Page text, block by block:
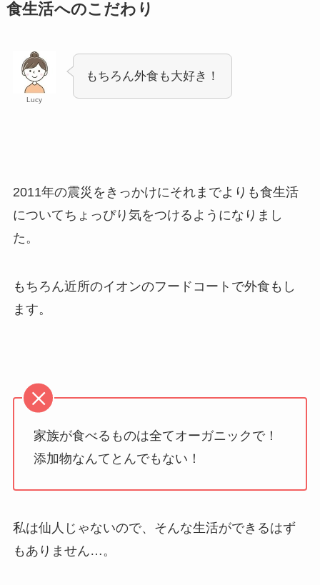
食生活へのこだわり
Lucy
もちろん外食も大好き！
2011年の震災をきっかけにそれまでよりも食生活
についてちょっぴり気をつけるようになりまし
た。
もちろん近所のイオンのフードコートで外食もし
ます。
家族が食べるものは全てオーガニックで！
添加物なんてとんでもない！
私は仙人じゃないので、そんな生活ができるはず
もありません…。